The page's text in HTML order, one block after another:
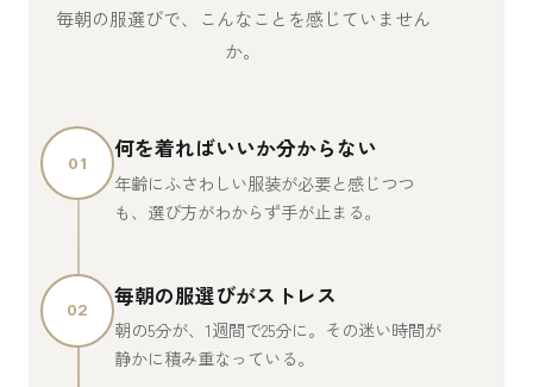
毎朝の服選びで、こんなことを感じていません
か。
01
何を着ればいいか分からない
年齢にふさわしい服装が必要と感じつつ
も、選び方がわからず手が止まる。
02
毎朝の服選びがストレス
朝の5分が、1週間で25分に。その迷い時間が
静かに積み重なっている。